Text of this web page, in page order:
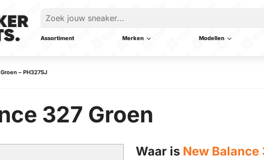
Assortiment Merken Modellen
– PH327SJ
327 Groen
Waar is New Balance